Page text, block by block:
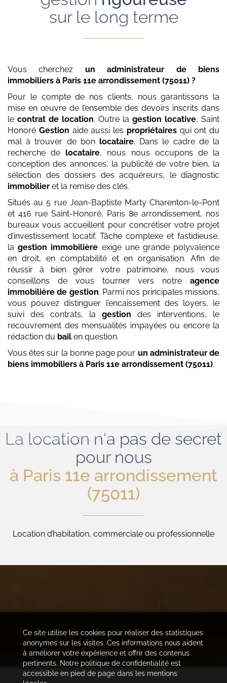
sur le long terme
Vous cherchez un administrateur de biens
immobiliers à Paris 11e arrondissement (75011) ?
Pour le compte de nos clients, nous garantissons la
mise en œuvre de l’ensemble des devoirs inscrits dans
le contrat de location. Outre la gestion locative, Saint
Honoré Gestion aide aussi les propriétairesqui ont du
mal à trouver de bon locataire. Dans le cadre de la
recherche de locataire, nous nous occupons de la
conception des annonces, la publicité de votre bien, la
sélection des dossiers des acquéreurs, le diagnostic
immobilier et la remise des clés.
Situés au 5 rue Jean-Baptiste Marty Charenton-le-Pont
et 416 rue Saint-Honoré, Paris 8e arrondissement, nos
bureaux vous accueillent pour concrétiser votre projet
d’investissement locatif. Tâche complexe et fastidieuse,
lagestion immobilière exige une grande polyvalence
en droit, en comptabilité et en organisation. Afin de
réussir à bien gérer votre patrimoine, nous vous
conseillons de vous tourner vers notre agence
immobilière de gestion. Parmi nos principales missions,
vous pouvez distinguer l’encaissement des loyers, le
suivi des contrats, la gestion des interventions, le
recouvrement des mensualités impayées ou encore la
rédaction du bail en question.
Vous êtes sur la bonne page pour un administrateur de
biens immobiliers à Paris 11e arrondissement (75011).
La location n'a pas de secret
pour nous
à Paris 11e arrondissement
(75011)
Location d’habitation, commerciale ou professionnelle
Ce site utilise les cookies pour réaliser des statistiques
anonymes sur les visites. Ces informations nous aident
à améliorer votre expérience et offrir des contenus
pertinents. Notre politique de confidentialité est
accessible en pied de page dans les mentions